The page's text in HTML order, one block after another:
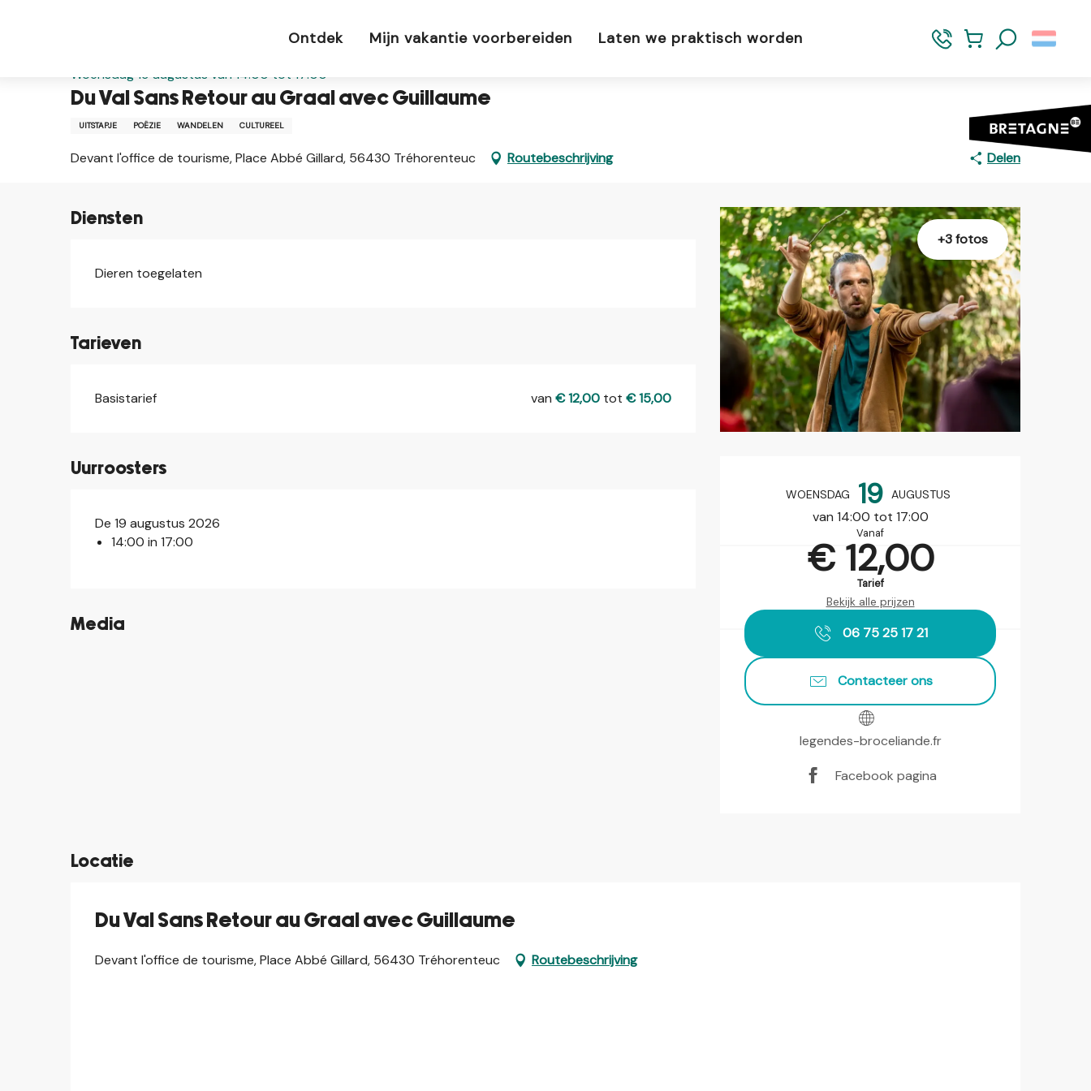
Ontdek Mijn vakantie voorbereiden Laten we praktisch worden
Woensdag 19 augustus van 14:00 tot 17:00
Du Val Sans Retour au Graal avec Guillaume
UITSTAPJE POËZIE WANDELEN CULTUREEL
Devant l'office de tourisme, Place Abbé Gillard, 56430 Tréhorenteuc Routebeschrijving Delen
+3 fotos
Openingstijden en
WOENSDAG 19 AUGUSTUS
van 14:00 tot 17:00
Vanaf
€ 12,00
Tarief
Bekijk alle prijzen
06 75 25 17 21
Contacteer ons
legendes-broceliande.fr
Facebook pagina
Diensten
Dieren toegelaten
Tarieven
Basistarief van€ 12,00 tot€ 15,00
Uurroosters
De 19 augustus 2026
14:00 in 17:00
Media
©
Locatie
Du Val Sans Retour au Graal avec Guillaume
Devant l'office de tourisme, Place Abbé Gillard, 56430 Tréhorenteuc Routebeschrijving